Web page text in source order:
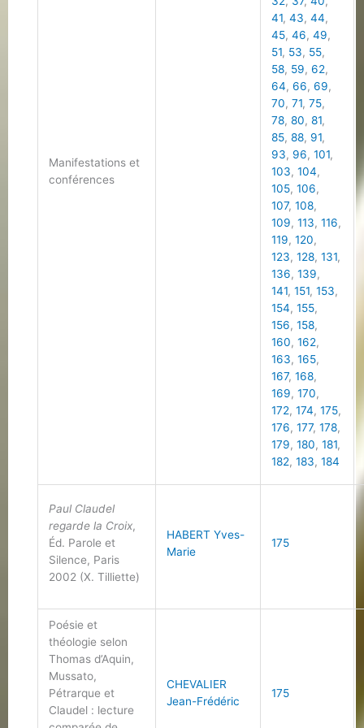
Manifestations et
conférences
41,43,44,
45,46,49,
51, 53, 55,
58, 59,62,
64,66,69,
70,71,75,
78,80,81,
85,88, 91,
93, 96,101,
103,104,
105,106,
107,108,
109,113,116,
119,120,
123,128,131,
136,139,
141,151,153,
154,155,
156,158,
160,162,
163,165,
167,168,
169,170,
172,174,175,
176,177,178,
179,180,181,
182,183,184
Paul Claudel
regarde la Croix,
Éd. Parole et
Silence, Paris
2002 (X. Tilliette)
HABERT Yves-
Marie
175
Poésie et
théologie selon
Thomas d’Aquin,
Mussato,
Pétrarque et
Claudel : lecture
CHEVALIER
Jean-Frédéric
175